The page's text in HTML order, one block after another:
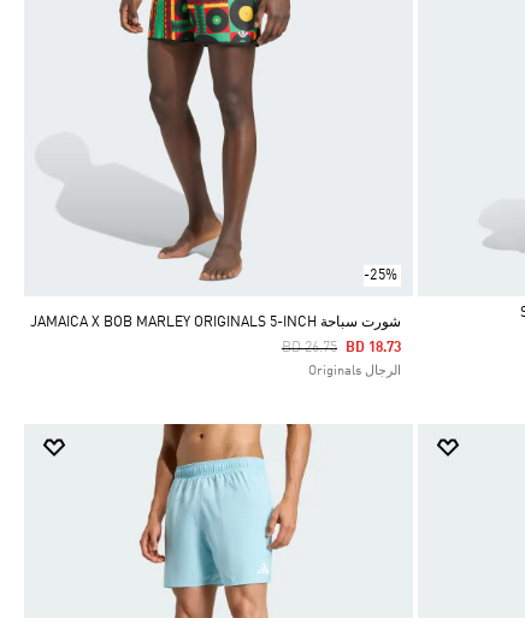
-25%
شورت سباحة JAMAICA X BOB MARLEY ORIGINALS 5-INCH
Price Reduced From
BD 26.75ToBD 18.73
الرجال Originals